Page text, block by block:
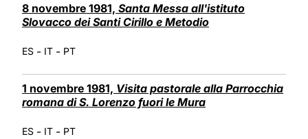
8 novembre 1981, Santa Messa all'istituto
Slovacco dei Santi Cirillo e Metodio
ES - IT - PT
1 novembre 1981, Visita pastorale alla Parrocchia
romana di S. Lorenzo fuori le Mura
ES - IT - PT